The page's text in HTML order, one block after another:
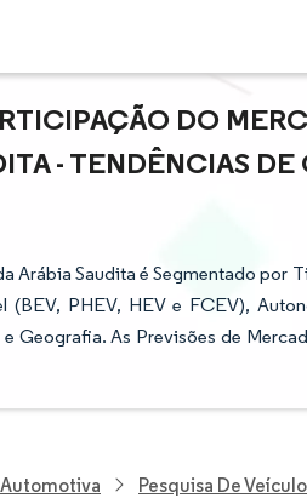
DO
- TENDÊNCIAS
Arábia Saudita é Segmentado por
PHEV, HEV e FCEV),
Geografia. As Previsões de
Pesquisa De